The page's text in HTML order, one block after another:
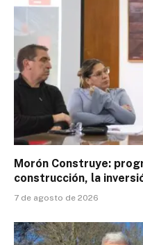
Morón Construye:
construcción, la
7 de agosto de 2026